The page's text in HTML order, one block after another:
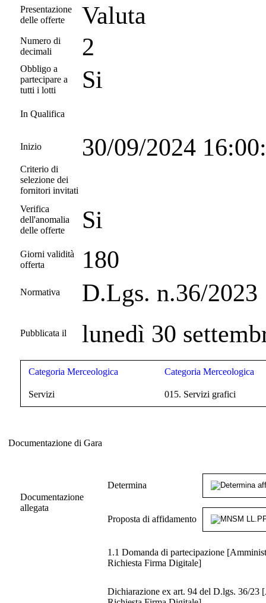
Presentazione
delle offerte
Valuta
Numero di
decimali
2
Obbligo a
partecipare a
tutti i lotti
Si
In Qualifica
Inizio 30/09/2024
Criterio di
selezione dei
fornitori invitati
Verifica
dell'anomalia
delle offerte
Si
Giorni validità
offerta
180
Normativa D.Lgs. n.36/2023
Pubblicata il lunedì 30
Categoria Merceologica Categoria Merceologica
Servizi 015. Servizi grafici
Documentazione di Gara
Documentazione
allegata
Determina
Proposta di affidamento
1.1 Domanda di partecipazione
Richiesta Firma Digitale]
Dichiarazione ex art. 94 del D.lgs. 36/